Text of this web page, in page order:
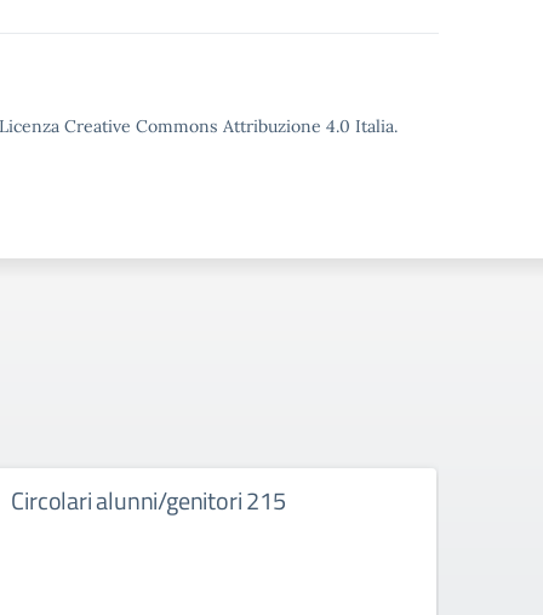
Creative Commons Attribuzione 4.0 Italia.
Circolari alunni/genitori 215